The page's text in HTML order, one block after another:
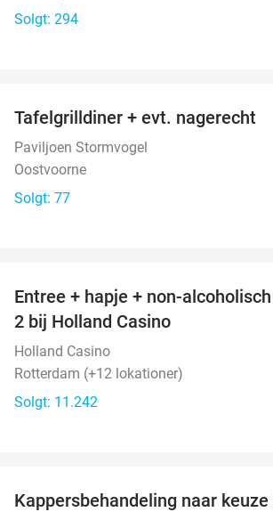
Solgt: 294
Tafelgrilldiner + evt. nagerecht
Paviljoen Stormvogel
Oostvoorne
Solgt: 77
Entree + hapje + non-
2 bij Holland Casino
Holland Casino
Rotterdam (+12 lokationer)
Solgt: 11.242
Kappersbehandeling naar keuze